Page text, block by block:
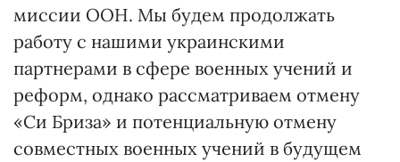
миссии ООН. Мы будем продолжать
работу с нашими украинскими
партнерами в сфере военных учений и
реформ, однако рассматриваем отмену
«Си Бриза» и потенциальную отмену
совместных военных учений в будущем